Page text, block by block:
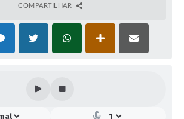
COMPARTILHAR